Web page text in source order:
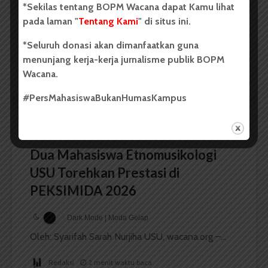
Dark Mode | Moda Gelap
Oleh: Iyusarah Pakpahan USU, wacana.org – Dua...
Redaksi
Dua Mahasiswa Etnomusikologi
USU Torehkan Prestasi di
PEKSIMIDA 2026
Dark Mode | Moda Gelap
Oleh: Syarifah Sarah Nurjiha USU, wacana.org –...
Redaksi 2 menit waktu baca
*Sekilas tentang BOPM Wacana dapat Kamu lihat
pada laman "Tentang Kami" di situs ini.
*Seluruh donasi akan dimanfaatkan guna
menunjang kerja-kerja jurnalisme publik BOPM
Wacana.
#PersMahasiswaBukanHumasKampus